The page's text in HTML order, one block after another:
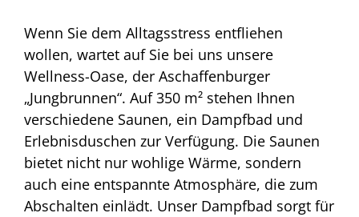
Wenn Sie dem Alltagsstress entfliehen
wollen, wartet auf Sie bei uns unsere
Wellness-Oase, der Aschaffenburger
„Jungbrunnen“. Auf 350 m² stehen Ihnen
verschiedene Saunen, ein Dampfbad und
Erlebnisduschen zur Verfügung. Die Saunen
bietet nicht nur wohlige Wärme, sondern
auch eine entspannte Atmosphäre, die zum
Abschalten einlädt. Unser Dampfbad sorgt für